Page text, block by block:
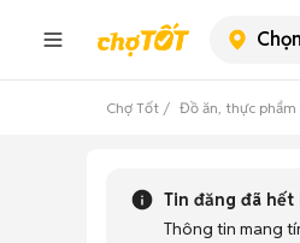
Chợ Tốt Đồ ăn, thực phẩm
Tin đăng đã hết
Thông tin mang